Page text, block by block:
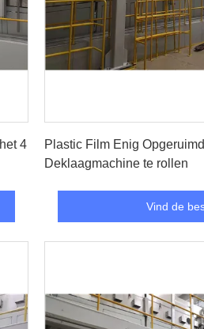
4
Plastic Film Enig
Deklaagmachine te rollen
Vind de